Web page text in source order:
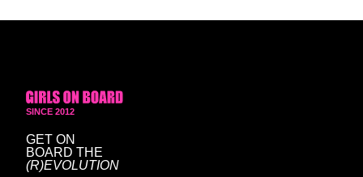
SINCE 2012
GET ON
BOARD THE
(R)EVOLUTION